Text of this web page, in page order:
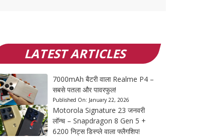
LATEST ARTICLES
7000mAh बैटरी वाला Realme P4 –
सबसे पतला और पावरफुल!
Published On: January 22, 2026
Motorola Signature 23 जनवरी
लॉन्च – Snapdragon 8 Gen 5 +
6200 निट्स डिस्प्ले वाला फ्लैगशिप!